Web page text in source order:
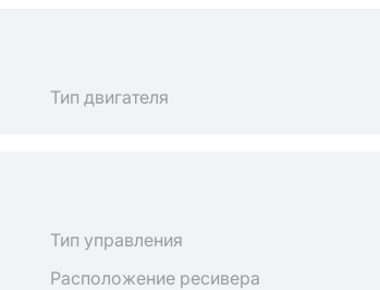
Тип двигателя
Тип управления
Расположение ресивера